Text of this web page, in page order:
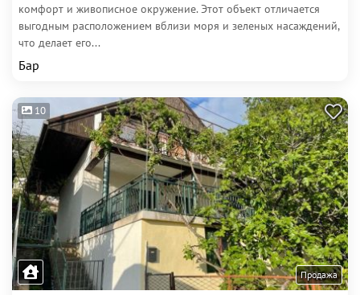
комфорт и живописное окружение. Этот объект отличается
выгодным расположением вблизи моря и зеленых насаждений,
что делает его...
Бар
10
Продажа